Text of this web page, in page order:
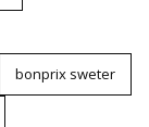
bonprix sweter